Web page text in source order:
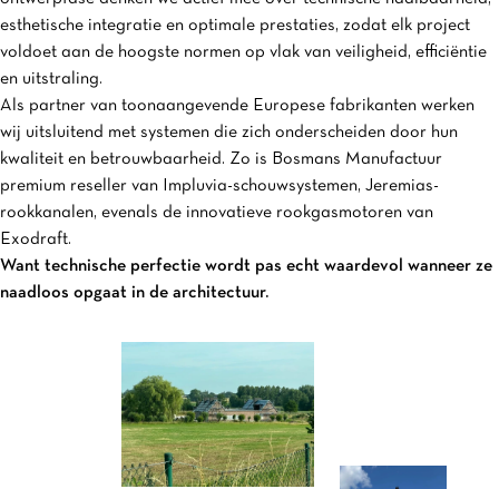
esthetische integratie en optimale prestaties, zodat elk project
voldoet aan de hoogste normen op vlak van veiligheid, efficiëntie
en uitstraling.
Als partner van toonaangevende Europese fabrikanten werken
wij uitsluitend met systemen die zich onderscheiden door hun
kwaliteit en betrouwbaarheid. Zo is Bosmans Manufactuur
premium reseller van Impluvia-schouwsystemen, Jeremias-
rookkanalen, evenals de innovatieve rookgasmotoren van
Exodraft.
Want technische perfectie wordt pas echt waardevol wanneer ze
naadloos opgaat in de architectuur.